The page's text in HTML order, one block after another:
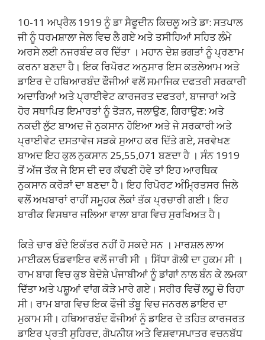
10-11 ਅਪ੍ਰੈਲ 1919 ਨੂੰ ਡਾ ਸੈਫੂਦੀਨ ਕਿਚਲੂ ਅਤੇ ਡਾ: ਸਤਪਾਲ
ਜੀ ਨੂੰ ਧਰਮਸ਼ਾਲਾ ਜੇਲ ਵਿਚ ਲੈ ਗਏ ਅਤੇ ਤਸੀਹਿਆਂ ਸਹਿਤ ਲੰਮੇ
ਅਰਸੇ ਲਈ ਨਜਰਬੰਦ ਕਰ ਦਿੱਤਾ । ਮਹਾਨ ਦੇਸ਼ ਭਗਤਾਂ ਨੂੰ ਪ੍ਰਣਾਮ
ਕਰਨਾ ਬਣਦਾ ਹੈ। ਇਕ ਰਿਪੋਰਟ ਅਨੁਸਾਰ ਇਸ ਕਤਲੇਆਮ ਅਤੇ
ਡਾਇਰ ਦੇ ਹਥਿਆਰਬੰਦ ਫੌਜੀਆਂ ਵਲੋਂ ਸਮਾਜਿਕ ਦਫਤਰੀ ਸਰਕਾਰੀ
ਅਦਾਰਿਆਂ ਅਤੇ ਪ੍ਰਾਈਵੇਟ ਕਾਰਜਰਤ ਦਫਤਰਾਂ, ਬਾਜਾਰਾਂ ਅਤੇ
ਹੋਰ ਸਥਾਪਿਤ ਇਮਾਰਤਾਂ ਨੂੰ ਤੋੜਨ, ਜਲਾਉਣ, ਗਿਰਾਉਣ: ਅਤੇ
ਨਕਦੀ ਲੁੱਟ ਬਾਅਦ ਜੋ ਨੁਕਸਾਨ ਹੋਇਆ ਅਤੇ ਜੇ ਸਰਕਾਰੀ ਅਤੇ
ਪ੍ਰਾਈਵੇਟ ਦਸਤਾਵੇਜ ਸੜਕੇ ਸੁਆਹ ਕਰ ਦਿੱਤੇ ਗਏ, ਸਰਵੇਖਣ
ਬਾਅਦ ਇਹ ਕੁਲ ਨੁਕਸਾਨ 25,55,071 ਬਣਦਾ ਹੈ । ਸੰਨ 1919
ਤੋਂ ਅੱਜ ਤੱਕ ਜੇ ਇਸ ਦੀ ਦਰ ਕੱਢਣੀ ਹੋਵੇ ਤਾਂ ਇਹ ਆਰਥਿਕ
ਨੁਕਸਾਨ ਕਰੋੜਾਂ ਦਾ ਬਣਦਾ ਹੈ। ਇਹ ਰਿਪੋਰਟ ਅੰਮ੍ਰਿਤਸਰ ਜਿਲੇ
ਵਲੋਂ ਅਖਬਾਰਾਂ ਰਾਹੀਂ ਸਮੂਹਕ ਲੋਕਾਂ ਤੱਕ ਪ੍ਰਚਾਰੀ ਗਈ। ਇਹ
ਬਾਰੀਕ ਵਿਸਥਾਰ ਜਲਿਆ ਵਾਲਾ ਬਾਗ ਵਿਚ ਸੁਰਖਿਅਤ ਹੈ।
ਕਿਤੇ ਚਾਰ ਬੰਦੇ ਇਕੱਤਰ ਨਹੀਂ ਹੋ ਸਕਦੇ ਸਨ । ਮਾਰਸ਼ਲ ਲਾਅ
ਮਾਈਕਲ ਓਡਵਾਇਰ ਵਲੋਂ ਜਾਰੀ ਸੀ । ਸਿੱਧਾ ਗੋਲੀ ਦਾ ਹੁਕਮ ਸੀ ।
ਰਾਮ ਬਾਗ ਵਿਚ ਕੁਝ ਬੇਦੋਸ਼ੇ ਪੰਜਾਬੀਆਂ ਨੂੰ ਡਾਂਗਾਂ ਨਾਲ ਬੰਨ ਕੇ ਲਮਕਾ
ਦਿੱਤਾ ਅਤੇ ਪਸ਼ੂਆਂ ਵਾਂਗ ਕੋੜੇ ਮਾਰੇ ਗਏ। ਸਰੀਰ ਵਿਚੋਂ ਲਹੂ ਚੋ ਰਿਹਾ
ਸੀ। ਰਾਮ ਬਾਗ ਵਿਚ ਇਕ ਫੌਜੀ ਤੰਬੂ ਵਿਚ ਜਨਰਲ ਡਾਇਰ ਦਾ
ਮੁਕਾਮ ਸੀ। ਹਥਿਆਰਬੰਦ ਫੌਜੀਆਂ ਨੂੰ ਡਾਇਰ ਦੇ ਤਹਿਤ ਕਾਰਜਰਤ
ਡਾਇਰ ਪ੍ਰਤੀ ਸੁਹਿਰਦ, ਗੋਪਨੀਯ ਅਤੇ ਵਿਸ਼ਵਾਸਪਾਤਰ ਵਚਨਬੱਧ